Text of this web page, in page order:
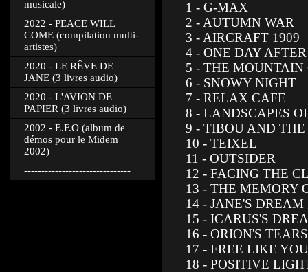
musicale)
2022 - PEACE WILL
COME (compilation multi-
artistes)
2020 - LE RÊVE DE
JANE (3 livres audio)
2020 - L'AVION DE
PAPIER (3 livres audio)
2002 - E.F.O (album de
démos pour le Midem
2002)
-------------------------------
1 - G-MAX
2 - AUTUMN WAR
3 - AIRCRAFT 1909
4 - ONE DAY
5 - THE MOUNTAIN
6 - SNOWY NIGHT
7 - RELAX CAFE
8 - LANDSCAPES
9 - TIBOU AND
10 - TEIXEL
11 - OUTSIDER
12 - FACING THE
13 - THE MEMORY
14 - JANE'S DREAM
15 - ICARUS'S
16 - ORION'S TEARS
17 - FREE LIKE
18 - POSITIVE